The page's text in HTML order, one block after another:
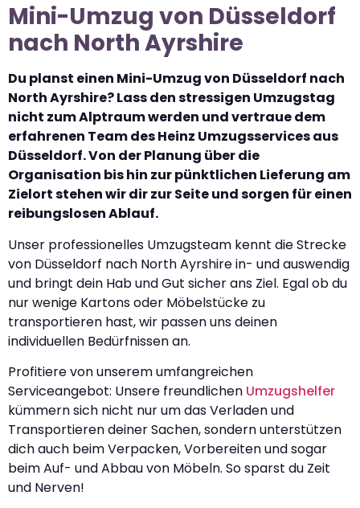
Mini-Umzug von Düsseldorf
nach North Ayrshire
Du planst einen Mini-Umzug von Düsseldorf nach
North Ayrshire? Lass den stressigen Umzugstag
nicht zum Alptraum werden und vertraue dem
erfahrenen Team des Heinz Umzugsservices aus
Düsseldorf. Von der Planung über die
Organisation bis hin zur pünktlichen Lieferung am
Zielort stehen wir dir zur Seite und sorgen für einen
reibungslosen Ablauf.
Unser professionelles Umzugsteam kennt die Strecke
von Düsseldorf nach North Ayrshire in- und auswendig
und bringt dein Hab und Gut sicher ans Ziel. Egal ob du
nur wenige Kartons oder Möbelstücke zu
transportieren hast, wir passen uns deinen
individuellen Bedürfnissen an.
Profitiere von unserem umfangreichen
Serviceangebot: Unsere freundlichen Umzugshelfer
kümmern sich nicht nur um das Verladen und
Transportieren deiner Sachen, sondern unterstützen
dich auch beim Verpacken, Vorbereiten und sogar
beim Auf- und Abbau von Möbeln. So sparst du Zeit
und Nerven!